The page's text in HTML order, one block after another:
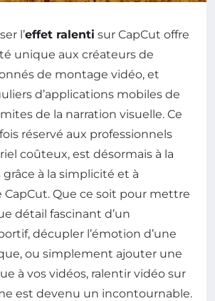
l’effet ralenti sur CapCut offre
unique aux créateurs de
de montage vidéo, et
d’applications mobiles de
de la narration visuelle. Ce
réservé aux professionnels
coûteux, est désormais à la
à la simplicité et à
CapCut. Que ce soit pour mettre
détail fascinant d’un
décupler l’émotion d’une
ou simplement ajouter une
à vos vidéos, ralentir vidéo sur
est devenu un incontournable.